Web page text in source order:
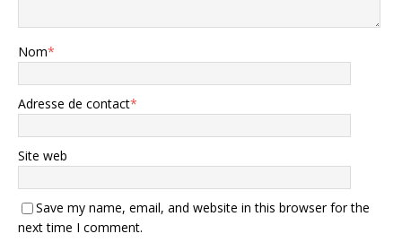
Nom*
Adresse de contact*
Site web
Save my name, email, and website in this browser for the
next time I comment.